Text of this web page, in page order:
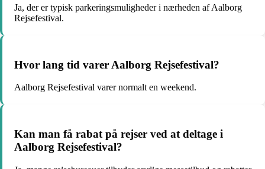
Ja, der er typisk parkeringsmuligheder i nærheden af Aalborg
Rejsefestival.
Hvor lang tid varer Aalborg Rejsefestival?
Aalborg Rejsefestival varer normalt en weekend.
Kan man få rabat på rejser ved at deltage i
Aalborg Rejsefestival?